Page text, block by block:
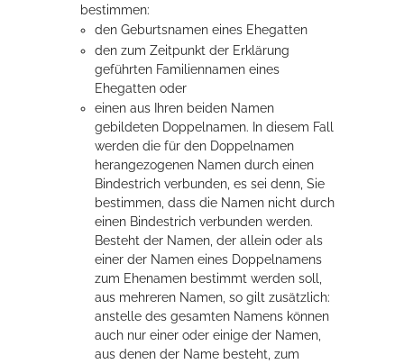
Rathaus
Service
Konzerte, Tagungen und vieles mehr
Die Stadthalle Hockenheim bietet den perfekten Standort für Events
bestimmen:
den Geburtsnamen eines Ehegatten
den zum Zeitpunkt der Erklärung
geführten Familiennamen eines
Ehegatten oder
einen aus Ihren beiden Namen
gebildeten Doppelnamen. In diesem Fall
werden die für den Doppelnamen
herangezogenen Namen durch einen
Bindestrich verbunden, es sei denn, Sie
bestimmen, dass die Namen nicht durch
einen Bindestrich verbunden werden.
Besteht der Namen, der allein oder als
einer der Namen eines Doppelnamens
zum Ehenamen bestimmt werden soll,
aus mehreren Namen, so gilt zusätzlich:
anstelle des gesamten Namens können
auch nur einer oder einige der Namen,
aus denen der Name besteht, zum